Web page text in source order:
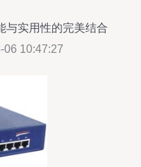
与实用性的完美结合
06 10:47:27